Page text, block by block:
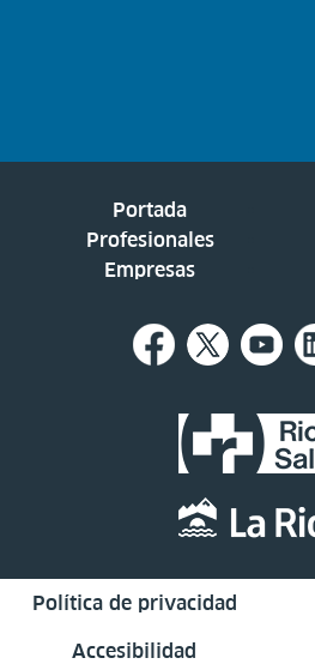
Portada
Profesionales
Empresas
Política de privacidad
Accesibilidad